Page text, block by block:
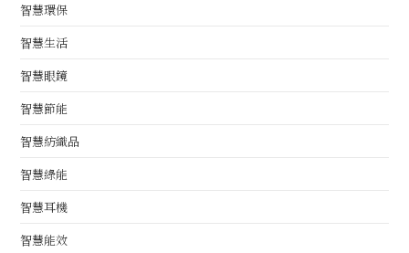
智慧環保
智慧生活
智慧眼鏡
智慧節能
智慧紡織品
智慧綠能
智慧耳機
智慧能效